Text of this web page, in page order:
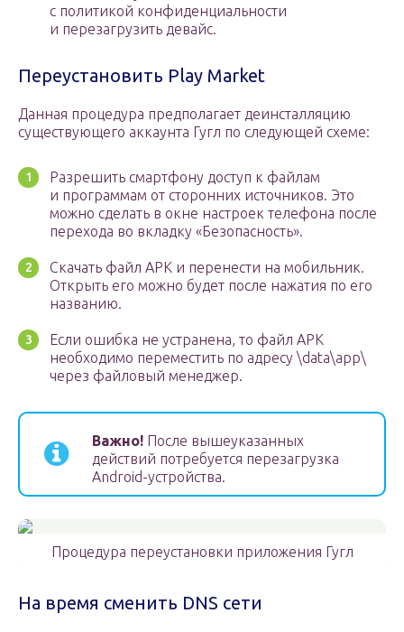
с политикой конфиденциальности
и перезагрузить девайс.
Переустановить Play Market
Данная процедура предполагает деинсталляцию
существующего аккаунта Гугл по следующей схеме:
Разрешить смартфону доступ к файлам
и программам от сторонних источников. Это
можно сделать в окне настроек телефона после
перехода во вкладку «Безопасность».
Скачать файл APK и перенести на мобильник.
Открыть его можно будет после нажатия по его
названию.
Если ошибка не устранена, то файл APK
необходимо переместить по адресу \data\app\
через файловый менеджер.
Важно! После вышеуказанных
действий потребуется перезагрузка
Android-устройства.
Процедура переустановки приложения Гугл
На время сменить DNS сети